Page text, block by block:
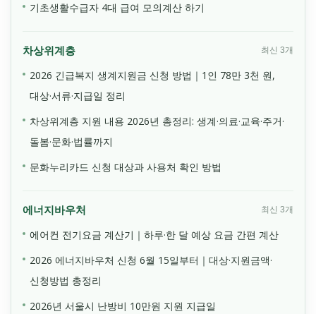
기초생활수급자 4대 급여 모의계산 하기
차상위계층 최신 3개
2026 긴급복지 생계지원금 신청 방법｜1인 78만 3천 원,
대상·서류·지급일 정리
차상위계층 지원 내용 2026년 총정리: 생계·의료·교육·주거·
돌봄·문화·법률까지
문화누리카드 신청 대상과 사용처 확인 방법
에너지바우처 최신 3개
에어컨 전기요금 계산기｜하루·한 달 예상 요금 간편 계산
2026 에너지바우처 신청 6월 15일부터｜대상·지원금액·
신청방법 총정리
2026년 서울시 난방비 10만원 지원 지급일